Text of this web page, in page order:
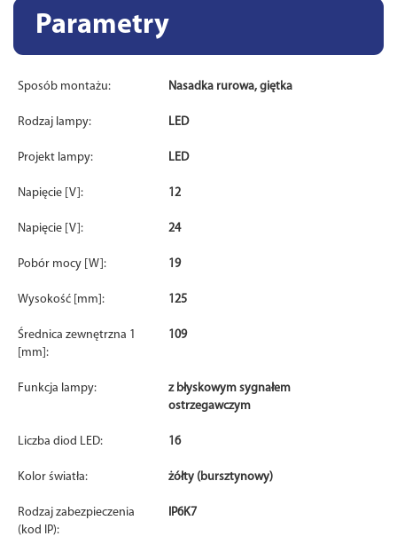
Parametry
Sposób montażu: Nasadka rurowa, giętka
Rodzaj lampy: LED
Projekt lampy: LED
Napięcie [V]: 12
Napięcie [V]: 24
Pobór mocy [W]: 19
Wysokość [mm]: 125
Średnica zewnętrzna 1
[mm]:
109
Funkcja lampy:
z błyskowym sygnałem
ostrzegawczym
Liczba diod LED: 16
Kolor światła: żółty (bursztynowy)
Rodzaj zabezpieczenia
(kod IP):
IP6K7